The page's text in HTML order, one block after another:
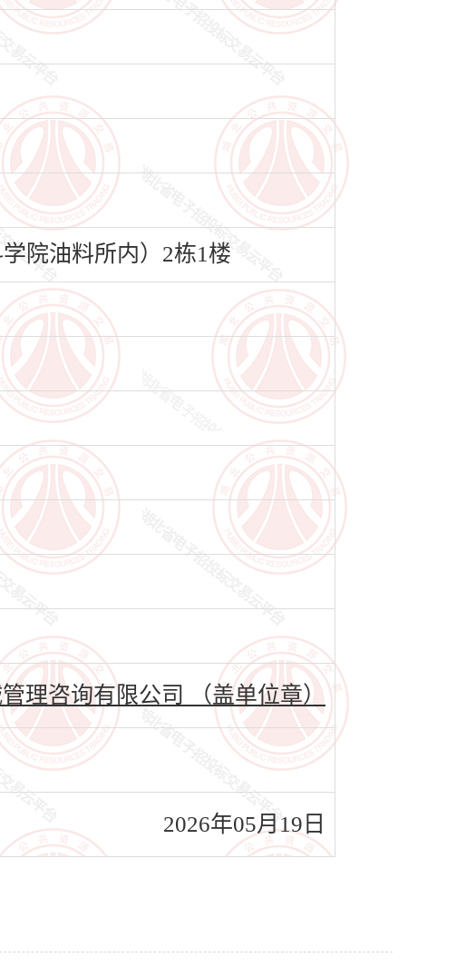
院油料所内）2栋1楼
理咨询有限公司 （盖单位章）
2026年05月19日